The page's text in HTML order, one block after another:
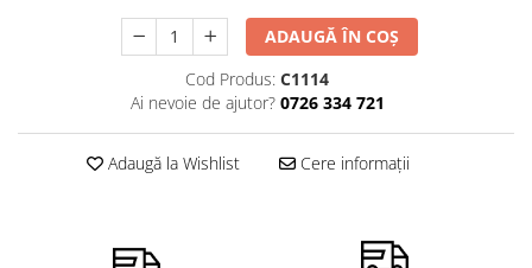
Relații de cuplu
Erotism
Psihologie practică
Lumea îngerilor
ADAUGĂ ÎN COȘ
Cod Produs: C1114
Ai nevoie de ajutor? 0726 334 721
Adaugă la Wishlist Cere informații